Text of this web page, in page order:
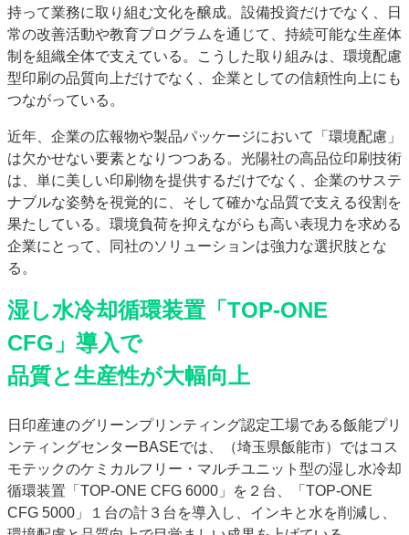
持って業務に取り組む文化を醸成。設備投資だけでなく、日
常の改善活動や教育プログラムを通じて、持続可能な生産体
制を組織全体で支えている。こうした取り組みは、環境配慮
型印刷の品質向上だけでなく、企業としての信頼性向上にも
つながっている。
近年、企業の広報物や製品パッケージにおいて「環境配慮」
は欠かせない要素となりつつある。光陽社の高品位印刷技術
は、単に美しい印刷物を提供するだけでなく、企業のサステ
ナブルな姿勢を視覚的に、そして確かな品質で支える役割を
果たしている。環境負荷を抑えながらも高い表現力を求める
企業にとって、同社のソリューションは強力な選択肢とな
る。
湿し水冷却循環装置「TOP‑ONE
CFG」導入で
品質と生産性が大幅向上
日印産連のグリーンプリンティング認定工場である飯能プリ
ンティングセンターBASEでは、（埼玉県飯能市）ではコス
モテックのケミカルフリー・マルチユニット型の湿し水冷却
循環装置「TOP-ONE CFG 6000」を２台、「TOP-ONE
CFG 5000」１台の計３台を導入し、インキと水を削減し、